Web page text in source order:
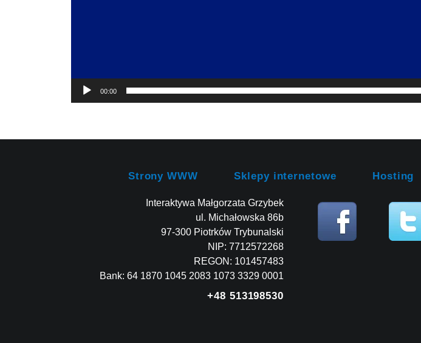
00:00
Strony WWW Sklepy internetowe Hosting
Interaktywa Małgorzata Grzybek
ul. Michałowska 86b
97-300 Piotrków Trybunalski
NIP: 7712572268
REGON: 101457483
Bank: 64 1870 1045 2083 1073 3329 0001
+48 513198530